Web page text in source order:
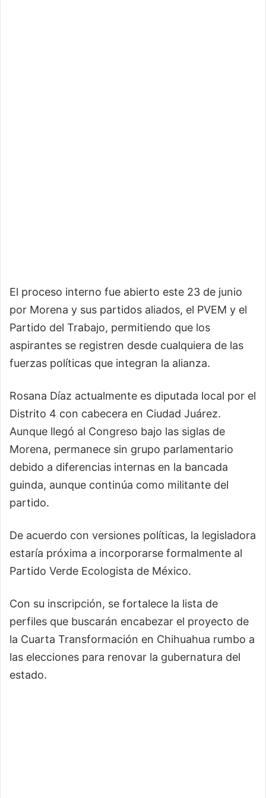
El proceso interno fue abierto este 23 de junio
por Morena y sus partidos aliados, el PVEM y el
Partido del Trabajo, permitiendo que los
aspirantes se registren desde cualquiera de las
fuerzas políticas que integran la alianza.
Rosana Díaz actualmente es diputada local por el
Distrito 4 con cabecera en Ciudad Juárez.
Aunque llegó al Congreso bajo las siglas de
Morena, permanece sin grupo parlamentario
debido a diferencias internas en la bancada
guinda, aunque continúa como militante del
partido.
De acuerdo con versiones políticas, la legisladora
estaría próxima a incorporarse formalmente al
Partido Verde Ecologista de México.
Con su inscripción, se fortalece la lista de
perfiles que buscarán encabezar el proyecto de
la Cuarta Transformación en Chihuahua rumbo a
las elecciones para renovar la gubernatura del
estado.